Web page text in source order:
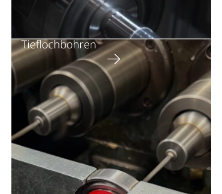
Tieflochbohren